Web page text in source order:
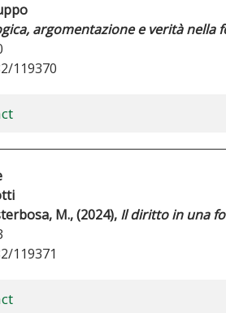
argomentazione e verità
119370
M., (2024), Il diritto in una
119371